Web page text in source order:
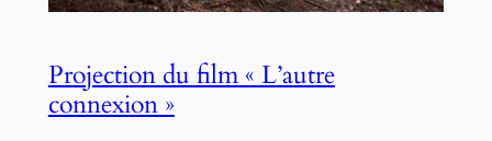
Projection du film « L’autre
connexion »